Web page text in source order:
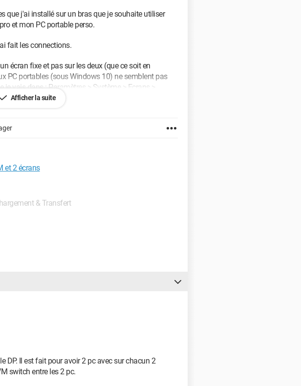
que j'ai installé sur un bras que je souhaite utiliser
et mon PC portable perso.
fait les connections.
écran fixe et pas sur les deux (que ce soit en
PC portables (sous Windows 10) ne semblent pas
vais dans : Paramètres > Système > Ecrans >
ne trouvent pas de deuxième écran.
: LF24T450FQRXEN
: 8K HDMI + DP 2 PC 2 Monitor
(branché sur « PC 1 IN - HDMI » du KVM) ;
Afficher la suite
et 2 écrans
& Transfert
DP. Il est fait pour avoir 2 pc avec sur chacun 2
switch entre les 2 pc.